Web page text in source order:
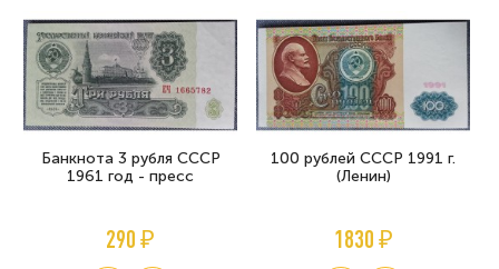
Банкнота 3 рубля СССР
1961 год - пресс
290 ₽
100 рублей СССР 1991 г.
(Ленин)
1830 ₽